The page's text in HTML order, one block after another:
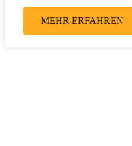
MEHR ERFAHREN